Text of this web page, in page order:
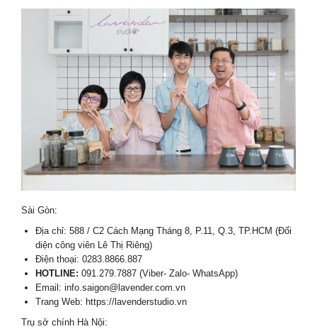
Sài Gòn:
Địa chỉ: 588 / C2 Cách Mạng Tháng 8, P.11, Q.3, TP.HCM (Đối
diện công viên Lê Thị Riêng)
Điện thoại: 0283.8866.887
HOTLINE: 091.279.7887 (Viber- Zalo- WhatsApp)
Email: info.saigon@lavender.com.vn
Trang Web: https://lavenderstudio.vn
Trụ sở chính Hà Nội: